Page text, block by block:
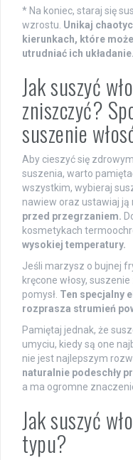
* Na koniec, staraj się
wzrostu. Unikaj
kierunkach, które
utrudniać ich układanie.
Jak suszyć
zniszczyć?
suszenie
Aby cieszyć się
suszenia, warto
wszystkim, wybieraj
nawiew oraz ustawiaj ją
przed przegrzaniem.
kosmetykach
wysokiej temperatury.
Jeśli marzysz o bujnej
kręcone włosy,
pomysł. Ten specjalny
rozprasza strumień
Pamiętaj jednak, że
umyciu, kiedy są one
nie jest najlepszym
naturalnie podeschły
a ma ogromne
Jak suszyć
typu?